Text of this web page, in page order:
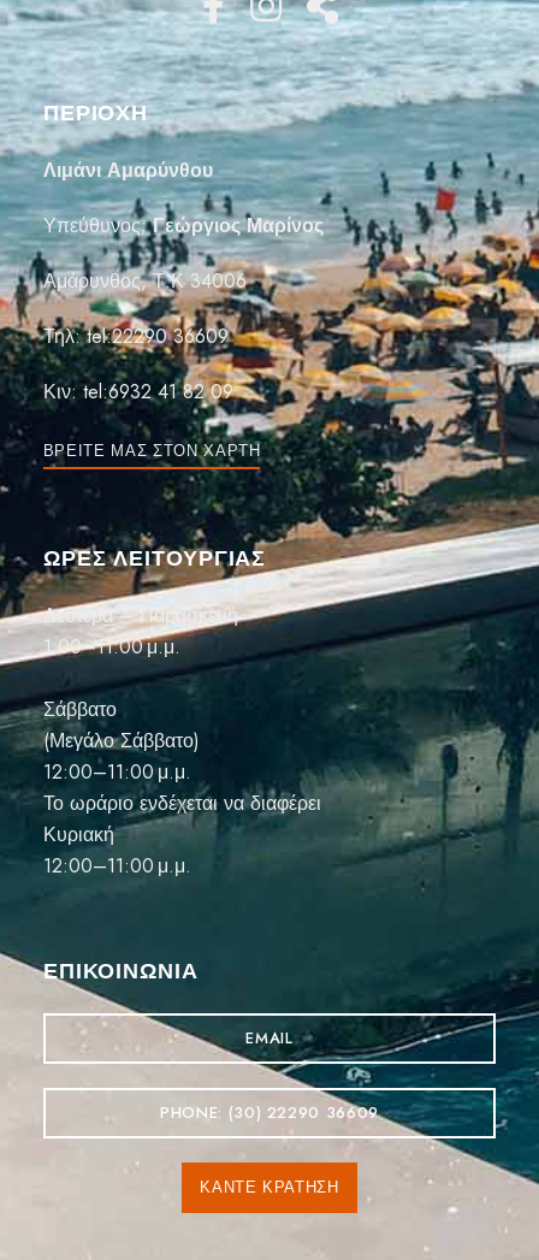
ΠΕΡΙΟΧΗ
Λιμάνι Αμαρύνθου
Υπεύθυνος;Γεώργιος Μαρίνος
Αμάρυνθος, Τ.Κ 34006
Τηλ:tel:22290 36609
Κιν:tel:6932 41 82 09
ΒΡΕΊΤΕ ΜΑΣ ΣΤΟΝ ΧΆΡΤΗ
ΏΡΕΣ ΛΕΙΤΟΥΡΓΙΑΣ
Δευτέρα – Παρασκευή
1:00–11:00 μ.μ.
Σάββατο
(Μεγάλο Σάββατο)
12:00–11:00 μ.μ.
Το ωράριο ενδέχεται να διαφέρει
Κυριακή
12:00–11:00 μ.μ.
ΕΠΙΚΟΙΝΩΝΊΑ
EMAIL
PHONE: (30) 22290 36609
ΚΆΝΤΕ ΚΡΆΤΗΣΗ